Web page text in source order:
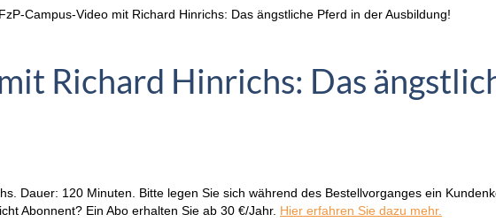
FzP-Campus-Video mit Richard Hinrichs: Das ängstliche Pferd in der Ausbildung!
Richard Hinrichs: Das
Dauer: 120 Minuten. Bitte legen Sie sich während des Bestellvorganges ein
Abonnent? Ein Abo erhalten Sie ab 30 €/Jahr. Hier erfahren Sie dazu mehr.